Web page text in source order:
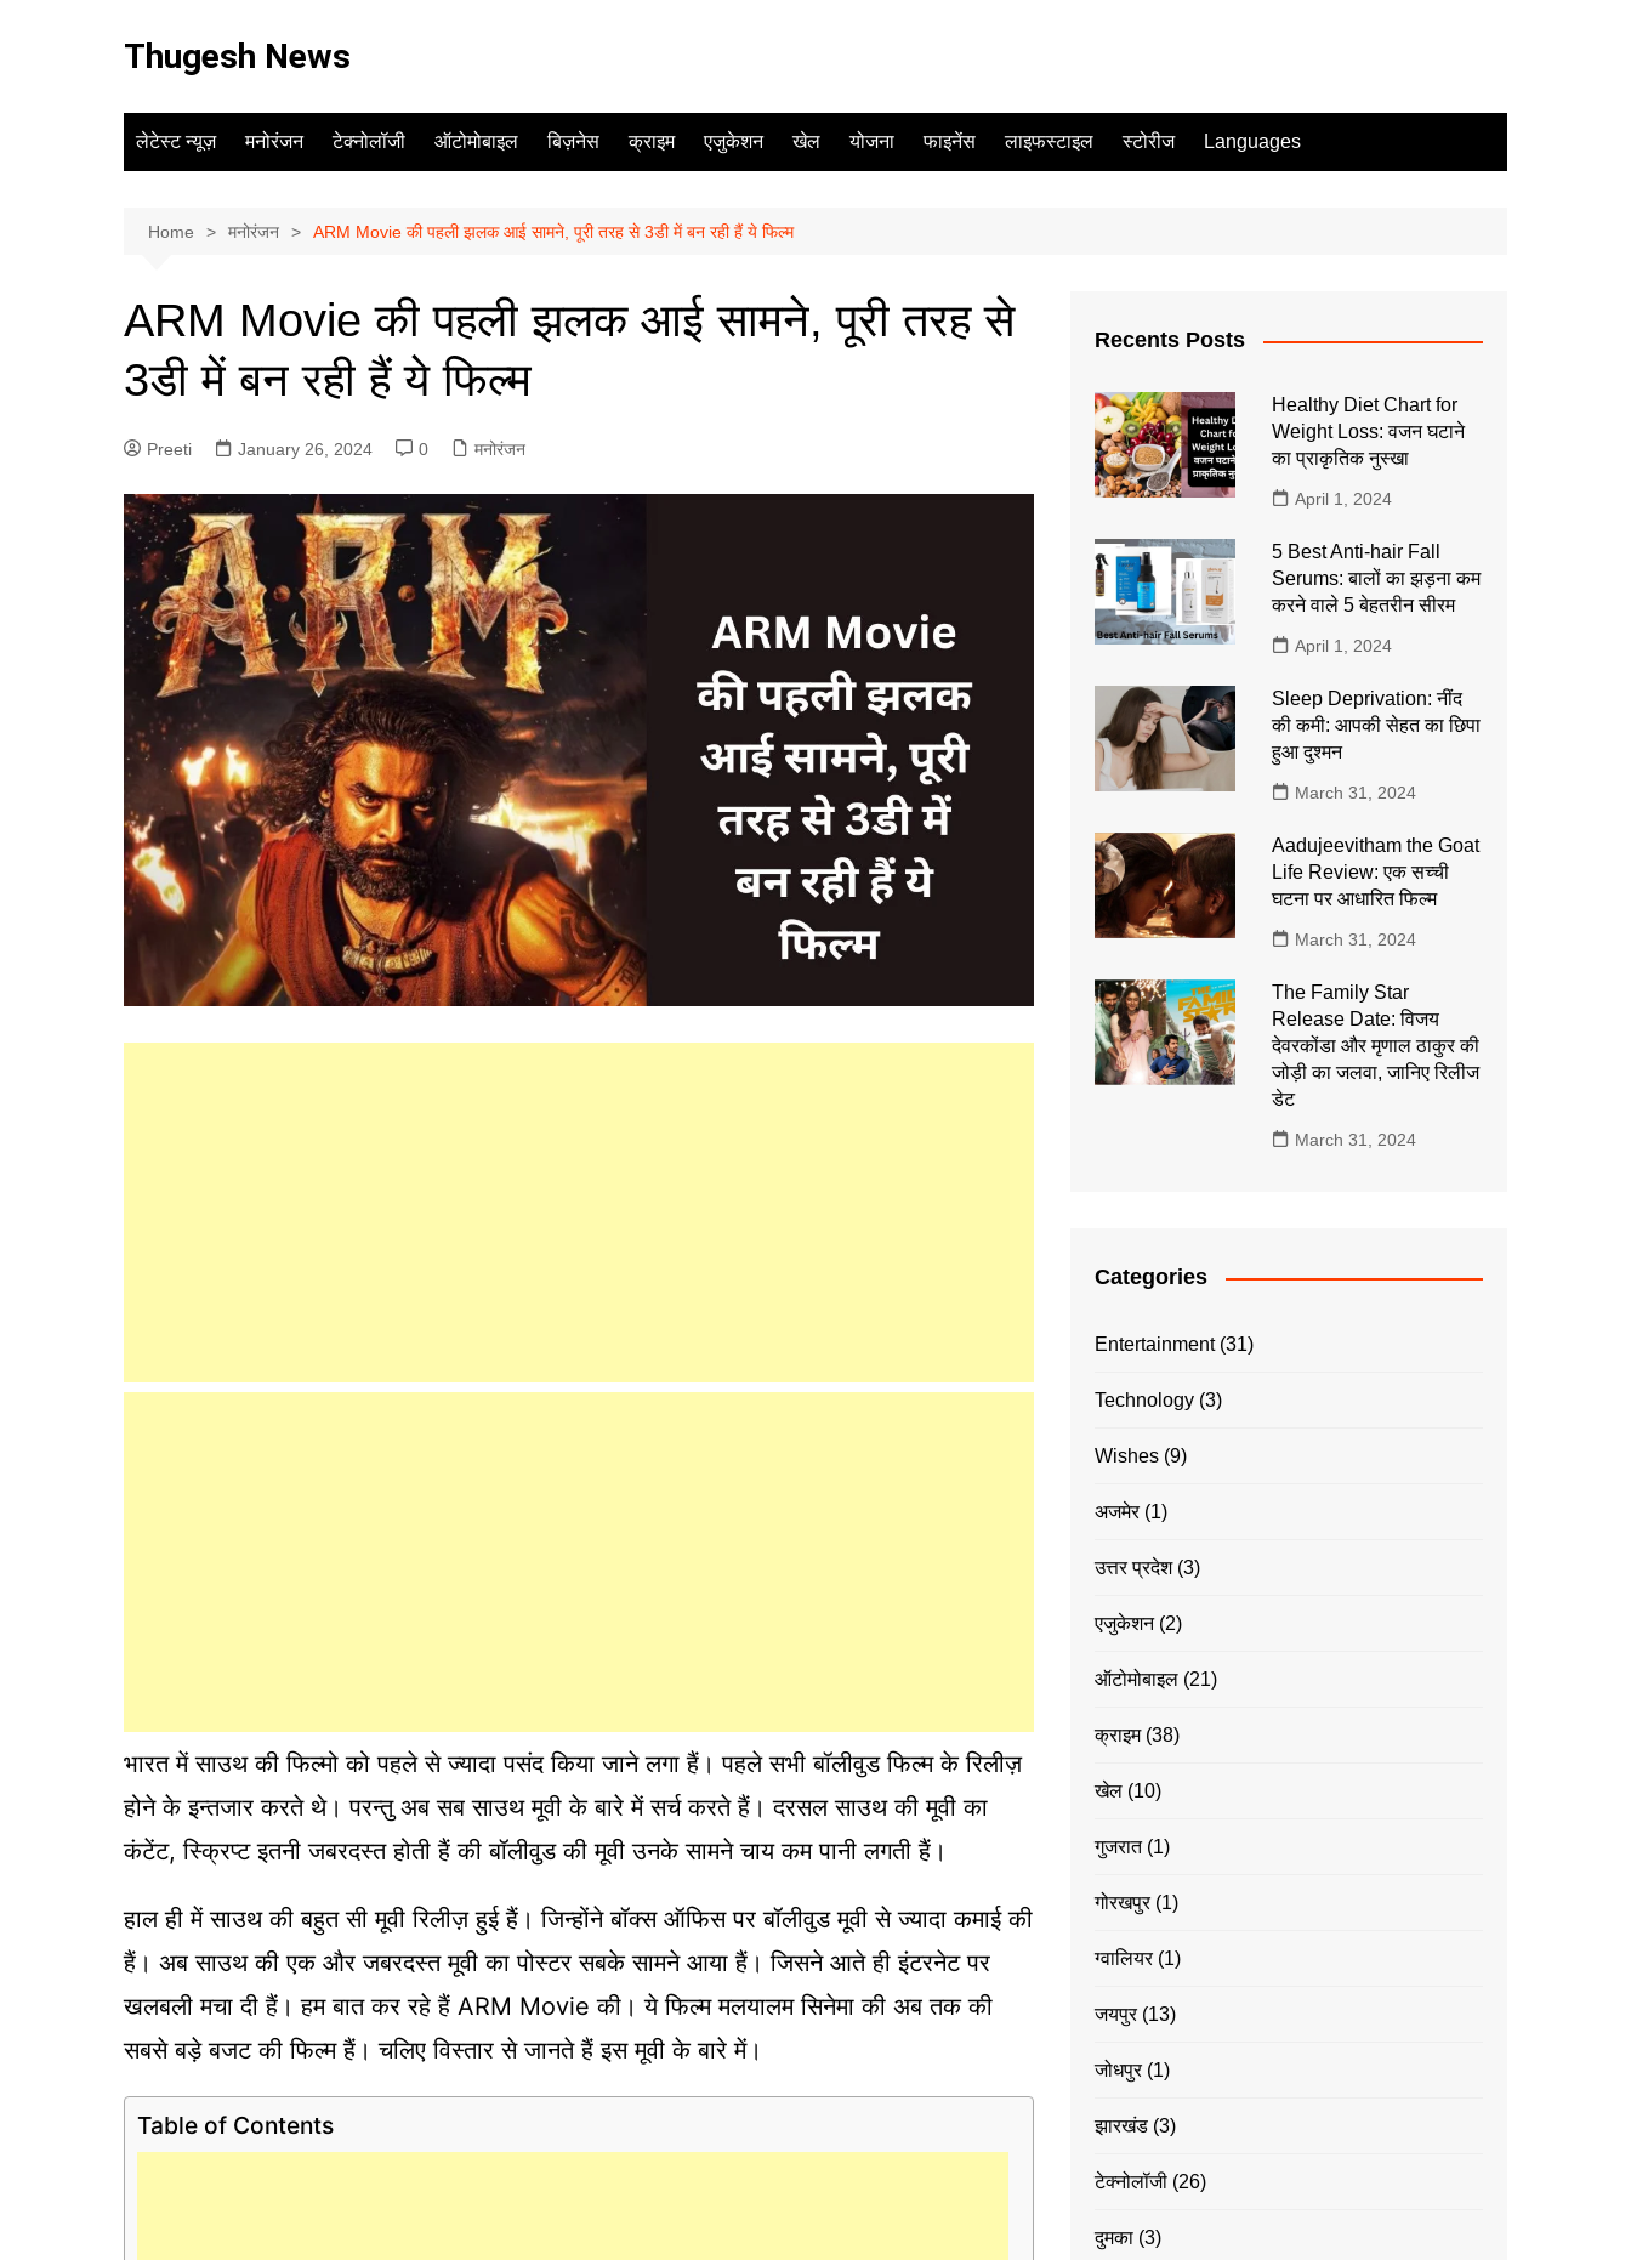
Thugesh News
लेटेस्ट न्यूज़ मनोरंजन टेक्नोलॉजी ऑटोमोबाइल बिज़नेस क्राइम एजुकेशन खेल योजना फाइनेंस लाइफस्टाइल स्टोरीज Languages
Home मनोरंजन ARM Movie की पहली झलक आई सामने, पूरी तरह से 3डी में बन रही हैं ये फिल्म
ARM Movie की पहली झलक आई सामने, पूरी तरह से
3डी में बन रही हैं ये फिल्म
Preeti January 26, 2024 0 मनोरंजन
भारत में साउथ की फिल्मो को पहले से ज्यादा पसंद किया जाने लगा हैं। पहले सभी बॉलीवुड फिल्म के रिलीज़
होने के इन्तजार करते थे। परन्तु अब सब साउथ मूवी के बारे में सर्च करते हैं। दरसल साउथ की मूवी का
कंटेंट, स्क्रिप्ट इतनी जबरदस्त होती हैं की बॉलीवुड की मूवी उनके सामने चाय कम पानी लगती हैं।
हाल ही में साउथ की बहुत सी मूवी रिलीज़ हुई हैं। जिन्होंने बॉक्स ऑफिस पर बॉलीवुड मूवी से ज्यादा कमाई की
हैं। अब साउथ की एक और जबरदस्त मूवी का पोस्टर सबके सामने आया हैं। जिसने आते ही इंटरनेट पर
खलबली मचा दी हैं। हम बात कर रहे हैं ARM Movie की। ये फिल्म मलयालम सिनेमा की अब तक की
सबसे बड़े बजट की फिल्म हैं। चलिए विस्तार से जानते हैं इस मूवी के बारे में।
Table of Contents
Recents Posts
Healthy Diet Chart for
Weight Loss: वजन घटाने
का प्राकृतिक नुस्खा
April 1, 2024
5 Best Anti-hair Fall
Serums: बालों का झड़ना कम
करने वाले 5 बेहतरीन सीरम
April 1, 2024
Sleep Deprivation: नींद
की कमी: आपकी सेहत का छिपा
हुआ दुश्मन
March 31, 2024
Aadujeevitham the Goat
Life Review: एक सच्ची
घटना पर आधारित फिल्म
March 31, 2024
The Family Star
Release Date: विजय
देवरकोंडा और मृणाल ठाकुर की
जोड़ी का जलवा, जानिए रिलीज
डेट
March 31, 2024
Categories
Entertainment(31)
Technology (3)
Wishes (9)
अजमेर(1)
उत्तर प्रदेश(3)
एजुकेशन(2)
ऑटोमोबाइल (21)
क्राइम(38)
खेल (10)
गुजरात(1)
गोरखपुर(1)
ग्वालियर(1)
जयपुर(13)
जोधपुर(1)
झारखंड (3)
टेक्नोलॉजी (26)
दुमका (3)